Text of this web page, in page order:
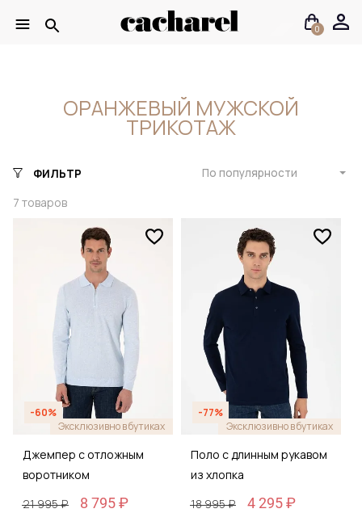
0
ОРАНЖЕВЫЙ МУЖСКОЙ
ТРИКОТАЖ
ФИЛЬТР
7 товаров
По популярности
-60%
Эксклюзивно в бутиках
Джемпер с отложным
воротником
21 995 ₽
8 795 ₽
-77%
Эксклюзивно в бутиках
Поло с длинным рукавом
из хлопка
18 995 ₽
4 295 ₽